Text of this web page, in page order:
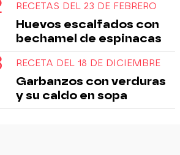
RECETAS DEL 23 DE FEBRERO
Huevos escalfados con
bechamel de espinacas
RECETA DEL 18 DE DICIEMBRE
Garbanzos con verduras
y su caldo en sopa